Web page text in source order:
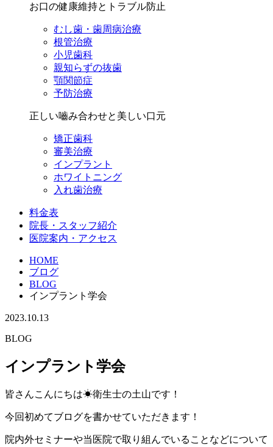
お口の健康維持とトラブル防止
むし歯・歯周病治療
根管治療
小児歯科
親知らずの抜歯
顎関節症
予防治療
正しい嚙み合わせと美しい口元
矯正歯科
審美治療
インプラント
ホワイトニング
入れ歯治療
料金表
院長・スタッフ紹介
医院案内・アクセス
HOME
ブログ
BLOG
インプラント学会
2023.10.13
BLOG
インプラント学会
皆さんこんにちは☀衛生士の土山です！
今回初めてブログを書かせていただきます！
院内外セミナーや当医院で取り組んでいることなどについて